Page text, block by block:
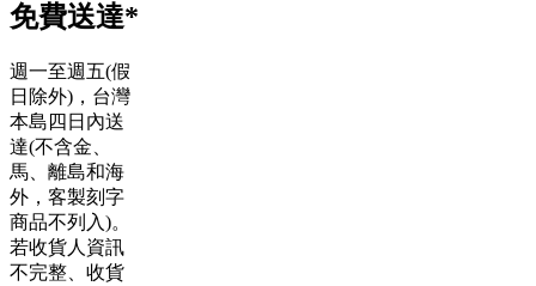
免費送達*
週一至週五(假
日除外)，台灣
本島四日內送
達(不含金、
馬、離島和海
外，客製刻字
商品不列入)。
若收貨人資訊
不完整、收貨